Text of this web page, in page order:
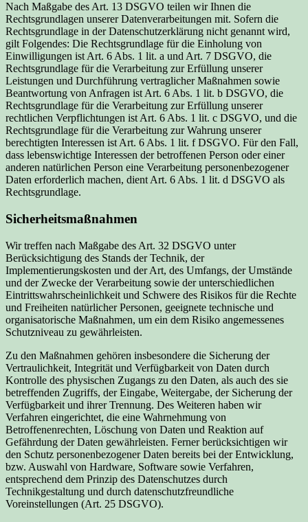
Nach Maßgabe des Art. 13 DSGVO teilen wir Ihnen die
Rechtsgrundlagen unserer Datenverarbeitungen mit. Sofern die
Rechtsgrundlage in der Datenschutzerklärung nicht genannt wird,
gilt Folgendes: Die Rechtsgrundlage für die Einholung von
Einwilligungen ist Art. 6 Abs. 1 lit. a und Art. 7 DSGVO, die
Rechtsgrundlage für die Verarbeitung zur Erfüllung unserer
Leistungen und Durchführung vertraglicher Maßnahmen sowie
Beantwortung von Anfragen ist Art. 6 Abs. 1 lit. b DSGVO, die
Rechtsgrundlage für die Verarbeitung zur Erfüllung unserer
rechtlichen Verpflichtungen ist Art. 6 Abs. 1 lit. c DSGVO, und die
Rechtsgrundlage für die Verarbeitung zur Wahrung unserer
berechtigten Interessen ist Art. 6 Abs. 1 lit. f DSGVO. Für den Fall,
dass lebenswichtige Interessen der betroffenen Person oder einer
anderen natürlichen Person eine Verarbeitung personenbezogener
Daten erforderlich machen, dient Art. 6 Abs. 1 lit. d DSGVO als
Rechtsgrundlage.
Sicherheitsmaßnahmen
Wir treffen nach Maßgabe des Art. 32 DSGVO unter
Berücksichtigung des Stands der Technik, der
Implementierungskosten und der Art, des Umfangs, der Umstände
und der Zwecke der Verarbeitung sowie der unterschiedlichen
Eintrittswahrscheinlichkeit und Schwere des Risikos für die Rechte
und Freiheiten natürlicher Personen, geeignete technische und
organisatorische Maßnahmen, um ein dem Risiko angemessenes
Schutzniveau zu gewährleisten.
Zu den Maßnahmen gehören insbesondere die Sicherung der
Vertraulichkeit, Integrität und Verfügbarkeit von Daten durch
Kontrolle des physischen Zugangs zu den Daten, als auch des sie
betreffenden Zugriffs, der Eingabe, Weitergabe, der Sicherung der
Verfügbarkeit und ihrer Trennung. Des Weiteren haben wir
Verfahren eingerichtet, die eine Wahrnehmung von
Betroffenenrechten, Löschung von Daten und Reaktion auf
Gefährdung der Daten gewährleisten. Ferner berücksichtigen wir
den Schutz personenbezogener Daten bereits bei der Entwicklung,
bzw. Auswahl von Hardware, Software sowie Verfahren,
entsprechend dem Prinzip des Datenschutzes durch
Technikgestaltung und durch datenschutzfreundliche
Voreinstellungen (Art. 25 DSGVO).